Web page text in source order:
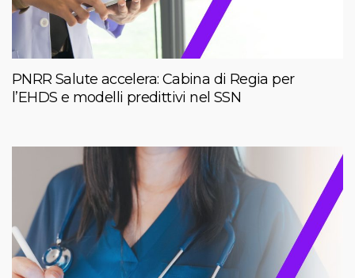
PNRR Salute accelera: Cabina di Regia per
l’EHDS e modelli predittivi nel SSN